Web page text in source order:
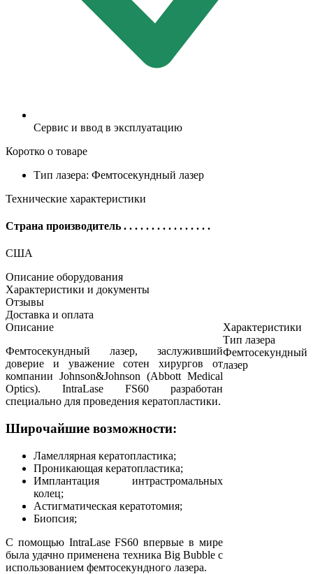
Сервис и ввод в эксплуатацию
Коротко о товаре
Тип лазера: Фемтосекундный лазер
Технические характеристики
Страна производитель . . . . . . . . . . . . . . . .
США
Описание оборудования
Характеристики и документы
Отзывы
Доставка и оплата
Описание
Фемтосекундный лазер, заслуживший
доверие и уважение сотен хирургов от
компании Johnson&Johnson (Abbott Medical
Optics). IntraLase FS60 разработан
специально для проведения кератопластики.
Широчайшие возможности:
Ламеллярная кератопластика;
Проникающая кератопластика;
Имплантация интрастромальных
колец;
Астигматическая кератотомия;
Биопсия;
С помощью IntraLase FS60 впервые в мире
была удачно применена техника Big Bubble с
использованием фемтосекундного лазера.
Характеристики
Тип лазера
Фемтосекундный
лазер